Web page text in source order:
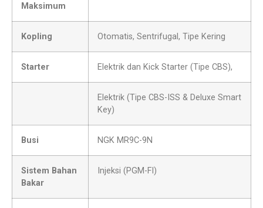
Maksimum
Kopling Otomatis, Sentrifugal, Tipe Kering
Starter Elektrik dan Kick Starter (Tipe CBS),
Elektrik (Tipe CBS-ISS & Deluxe Smart
Key)
Busi NGK MR9C-9N
Sistem Bahan
Bakar
Injeksi (PGM-FI)